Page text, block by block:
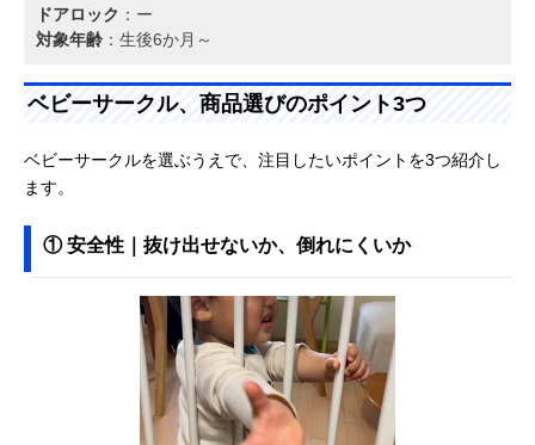
ドアロック ：ー
対象年齢 ：生後6か月～
ベビーサークル、商品選びのポイント3つ
ベビーサークルを選ぶうえで、注目したいポイントを3つ紹介し
ます。
① 安全性｜抜け出せないか、倒れにくいか